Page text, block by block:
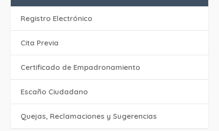
Registro Electrónico
Cita Previa
Certificado de Empadronamiento
Escaño Ciudadano
Quejas, Reclamaciones y Sugerencias